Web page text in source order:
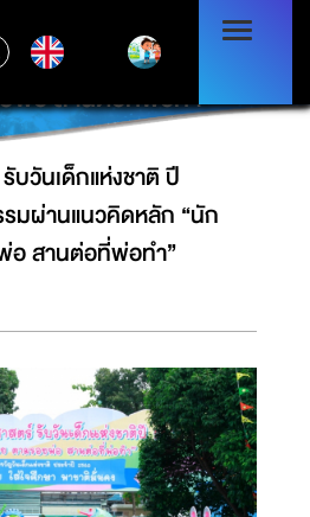
ร์ รับวันเด็กแห่งชาติ ปี
มผ่านแนวคิดหลัก “นักวิทย์
พ่อ สานต่อที่พ่อทำ”
บวันเด็กแห่งชาติ ปี
มผ่านแนวคิดหลัก “นัก
อ สานต่อที่พ่อทำ”